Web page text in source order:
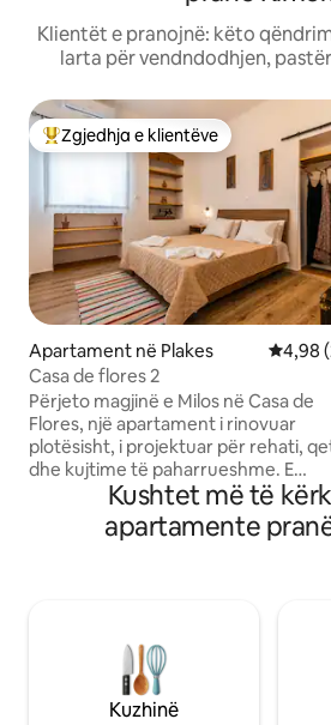
Klientët e pranojnë: këto
larta për vendndodhjen,
Më të mirat e zgjedhjeve të klientëve
Zgjedhja e klientëve
Apartament në Plakes
4,98
Casa de flores 2
Përjeto magjinë e Milos në Casa de
Flores, një apartament i rinovuar
plotësisht, i projektuar për rehati,
dhe kujtime të paharrueshme. E
përkryer për çiftet që kërkojnë një
arratisje romantike, familjet e vogla
dëshirojnë luks të qetë ose për të
e Plakës, ku të presin restorante të
bukura, bare koktejesh, dyqane
boutique dhe perëndimet më të
Kushtet më të
apartamente
Kuzhinë